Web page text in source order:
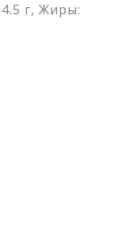
г, Жиры: